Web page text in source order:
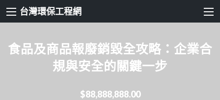
台灣環保工程網
食品及商品報廢銷毀全攻略：企業合
規與安全的關鍵一步
$88,888,888.00